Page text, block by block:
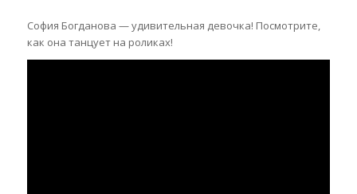
София Богданова — удивительная девочка! Посмотрите,
как она танцует на роликах!